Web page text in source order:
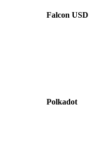
Falcon USD
Polkadot